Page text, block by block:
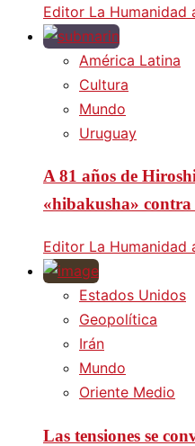
Editor La Humanidad
América Latina
Cultura
Mundo
Uruguay
A 81 años de
«hibakusha» contra
Editor La Humanidad
Estados Unidos
Geopolítica
Irán
Mundo
Oriente Medio
Las tensiones se